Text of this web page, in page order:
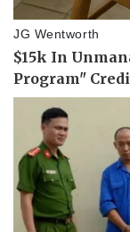
Thông tin doanh
Vì cộng đồng